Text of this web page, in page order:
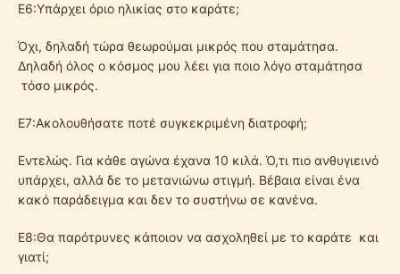
Ε6:Υπάρχει όριο ηλικίας στο καράτε;
Όχι, δηλαδή τώρα θεωρούμαι μικρός που σταμάτησα.
Δηλαδή όλος ο κόσμος μου λέει για ποιο λόγο σταμάτησα
τόσο μικρός.
Ε7:Ακολουθήσατε ποτέ συγκεκριμένη διατροφή;
Εντελώς. Για κάθε αγώνα έχανα 10 κιλά. Ό,τι πιο ανθυγιεινό
υπάρχει, αλλά δε το μετανιώνω στιγμή. Βέβαια είναι ένα
κακό παράδειγμα και δεν το συστήνω σε κανένα.
Ε8:Θα παρότρυνες κάποιον να ασχοληθεί με το καράτε και
γιατί;